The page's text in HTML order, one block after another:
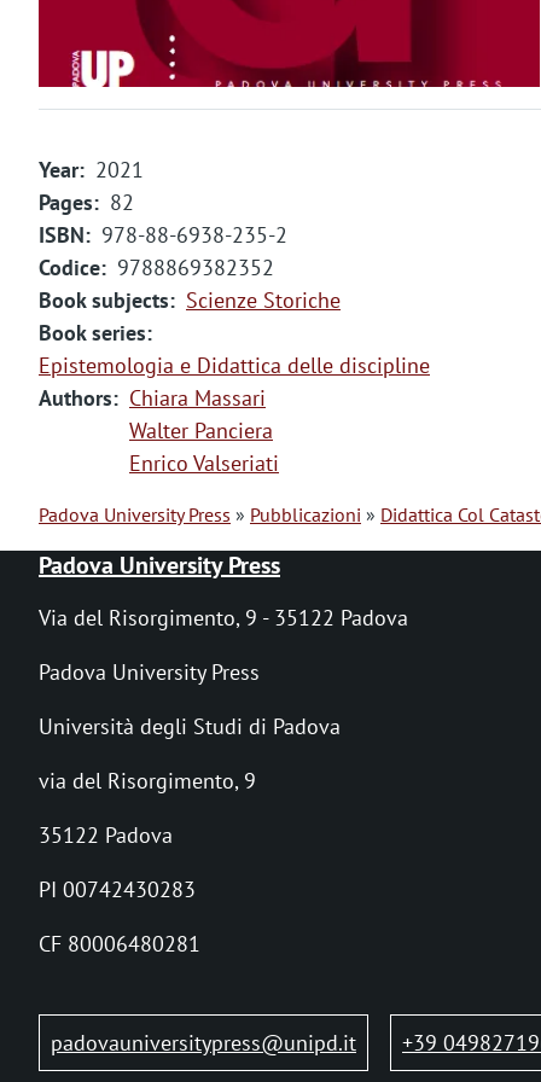
e
n
t
o
Year
2021
Pages
82
ISBN
978-88-6938-235-2
Codice
9788869382352
Book subjects
Scienze Storiche
Book series
Epistemologia e Didattica delle discipline
Authors
Chiara Massari
Walter Panciera
Enrico Valseriati
B
r
i
o
l
e
d
p
Padova University Press Pubblicazioni Didattica Col
Padova University Press
Via del Risorgimento, 9 - 35122 Padova
Padova University Press
Università degli Studi di Padova
via del Risorgimento, 9
35122 Padova
PI 00742430283
CF 80006480281
padovauniversitypress@unipd.it +39